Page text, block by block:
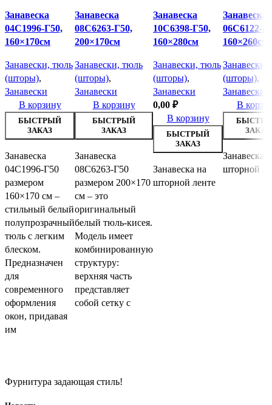
Занавеска
04С1996-Г50,
160×170см
Занавески, тюль
(шторы),
Занавески
В корзину
БЫСТРЫЙ
ЗАКАЗ
Занавеска
04С1996-Г50
размером
160×170 см –
стильный белый
полупрозрачный
тюль с легким
блеском.
Предназначен
для
современного
оформления
окон, придавая
им
Занавеска
08С6263-Г50,
200×170см
Занавески, тюль
(шторы),
Занавески
В корзину
БЫСТРЫЙ
ЗАКАЗ
Занавеска
08С6263-Г50
размером 200×170
см – это
оригинальный
белый тюль-кисея.
Модель имеет
комбинированную
структуру:
верхняя часть
представляет
собой сетку с
Занавеска
10С6398-Г50,
160×280см
Занавески, тюль
(шторы),
Занавески
0,00 ₽
В корзину
БЫСТРЫЙ
ЗАКАЗ
Занавеска на
шторной ленте
Занавеска
06С6122-
160×260см
Занавески,
(шторы),
Занавески
В
ЗАКАЗ
Занавеска
шторной
Фурнитура задающая стиль!